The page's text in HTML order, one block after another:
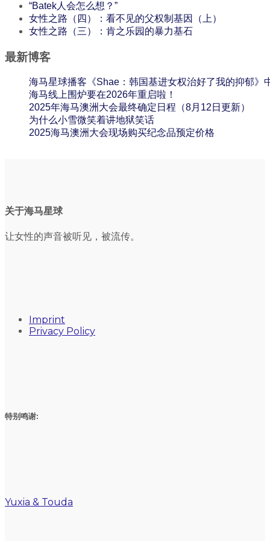
“Batek人会怎么想？”
女性之路（四）：看不见的父权制基因（上）
女性之路（三）：肯之乐园的暴力基石
最新博客
海马星球播客《Shae：韩国基进女权治好了我的抑郁》
海马线上围炉要在2026年重启啦！
2025年海马澳洲大会最终确定日程（8月12日更新）
为什么小雪微笑着讲地狱笑话
2025海马澳洲大会现场购买纪念品预定价格
关于海马星球
让女性的声音被听见，被流传。
Imprint
Privacy Policy
特别鸣谢:
Yuxia & Touda